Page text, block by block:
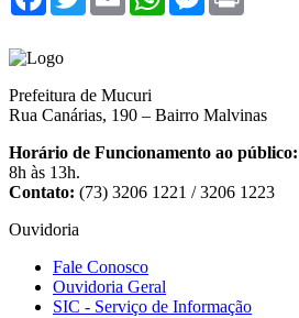
Prefeitura de Mucuri
Rua Canárias, 190 – Bairro Malvinas
Horário de Funcionamento ao público:
8h às 13h.
Contato: (73) 3206 1221 / 3206 1223
Ouvidoria
Fale Conosco
Ouvidoria Geral
SIC - Serviço de Informação